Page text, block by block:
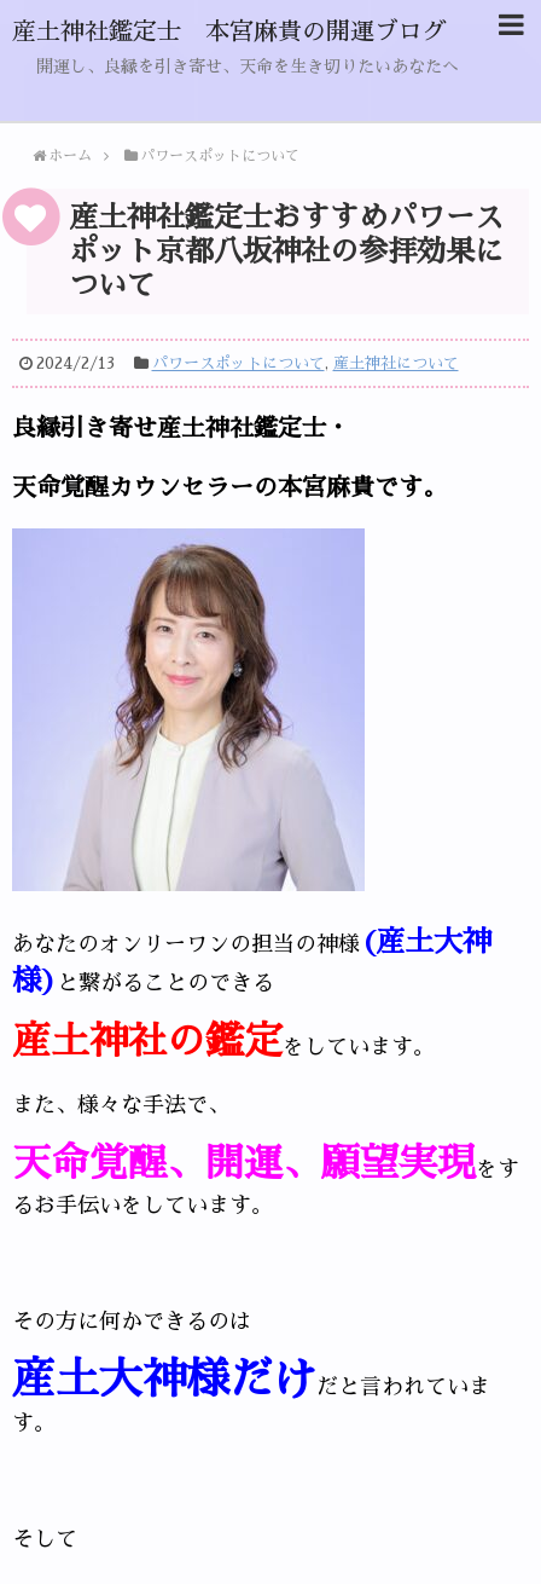
産土神社鑑定士 本宮麻貴の開運ブログ
開運し、良縁を引き寄せ、天命を生き切りたいあなたへ
ホーム パワースポットについて
産土神社鑑定士おすすめパワース
ポット京都八坂神社の参拝効果に
ついて
2024/2/13 パワースポットについて , 産土神社について
良縁引き寄せ産土神社鑑定士・
天命覚醒カウンセラーの本宮麻貴です。
あなたのオンリーワンの担当の神様 (産土大神
様) と繋がることのできる
産土神社の鑑定をしています。
また、様々な手法で、
天命覚醒、開運、願望実現をす
るお手伝いをしています。
その方に何かできるのは
産土大神様だけだと言われていま
す。
そして